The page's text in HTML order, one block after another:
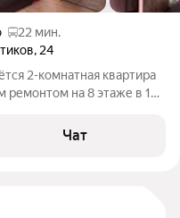
22 мин.
, 24
2-комнатная квартира
ремонтом на 8 этаже в 14-
окна выходят на улицу. В
Чат